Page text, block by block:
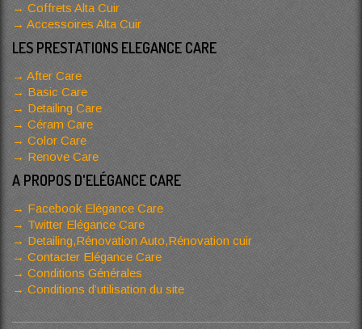
Coffrets Alta Cuir
Accessoires Alta Cuir
LES PRESTATIONS ELEGANCE CARE
After Care
Basic Care
Detailing Care
Céram Care
Color Care
Renove Care
A PROPOS D'ELÉGANCE CARE
Facebook Elégance Care
Twitter Elégance Care
Detailing,Rénovation Auto,Rénovation cuir
Contacter Elégance Care
Conditions Générales
Conditions d’utilisation du site